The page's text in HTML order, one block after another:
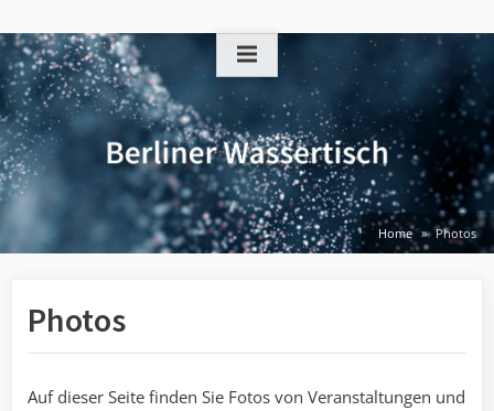
to
content
Home Photos
Photos
Auf dieser Seite finden Sie Fotos von Veranstaltungen und